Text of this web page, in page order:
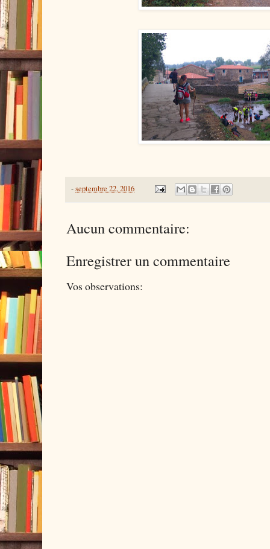
-septembre 22, 2016
Aucun commentaire:
Enregistrer un commentaire
Vos observations: